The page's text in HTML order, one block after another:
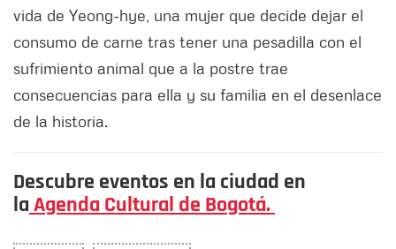
vida de Yeong-hye, una mujer que decide dejar el
consumo de carne tras tener una pesadilla con el
sufrimiento animal que a la postre trae
consecuencias para ella y su familia en el desenlace
de la historia.
Descubre eventos en la ciudad en
la Agenda Cultural de Bogotá.